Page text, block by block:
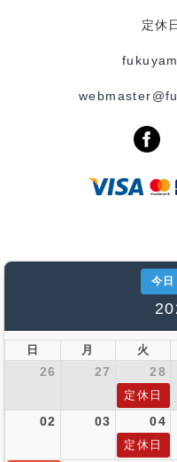
定休
今日
日 月 火
26 27 28
定休日
02 03 04
定休日